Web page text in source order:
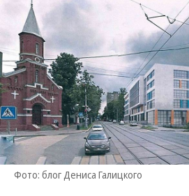
Фото: блог Дениса Галицкого